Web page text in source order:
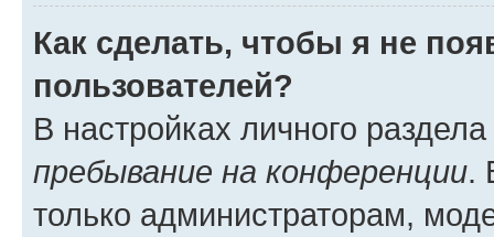
Как сделать, чтобы я не
пользователей?
В настройках личного
пребывание на конференции.
только администраторам,